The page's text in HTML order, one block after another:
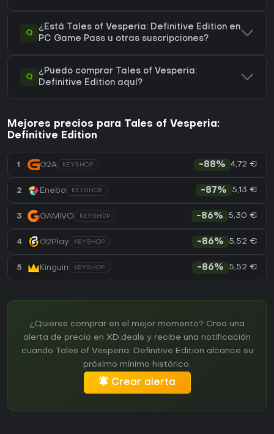
Q
¿Está Tales of Vesperia: Definitive Edition en
PC Game Pass u otras suscripciones?
Q
¿Puedo comprar Tales of Vesperia:
Definitive Edition aquí?
Mejores precios para Tales of Vesperia:
Definitive Edition
1 G2A KEYSHOP -88% 4,72 €
2 Eneba KEYSHOP -87% 5,13 €
3 GAMIVO KEYSHOP -86% 5,30 €
4 G2Play KEYSHOP -86% 5,52 €
5 Kinguin KEYSHOP -86% 5,52 €
¿Quieres comprar en el mejor momento? Crea una
alerta de precio en XD.deals y recibe una notificación
cuando Tales of Vesperia: Definitive Edition alcance su
próximo mínimo histórico.
Crear alerta